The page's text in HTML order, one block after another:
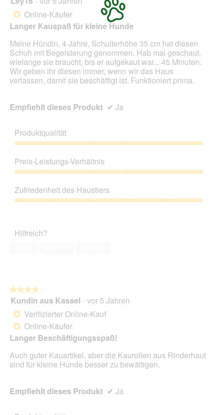
Sternen.
* Online-Käufer
Langer Kauspaß für kleine Hunde
Meine Hündin, 4 Jahre, Schulterhöhe 35 cm hat diesen
Schuh mit Begeisterung genommen. Hab mal geschaut,
wielange sie braucht, bis er aufgekaut war... 45 Minuten.
Wir geben ihr diesen immer, wenn wir das Haus
verlassen, damit sie beschäftigt ist. Funktioniert prima.
Empfiehlt dieses Produkt ✔ Ja
Produktqualität
5
von
5
Preis-Leistungs-Verhältnis
Leistungs-
Verhältnis,
5
Zufriedenheit des Haustiers
5
Hilfreich?
★★★★★
★★★★★
4
Sternen.
Kundin aus Kassel · vor 5 Jahren
* Verifizierter Online-Kauf
* Online-Käufer
Langer Beschäftigungsspaß!
Auch guter Kauartikel, aber die Kaurollen aus Rinderhaut
sind für kleine Hunde besser zu bewältigen.
Empfiehlt dieses Produkt ✔ Ja